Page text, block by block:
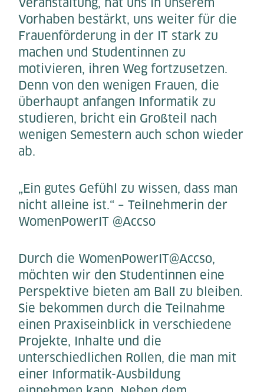
Vorhaben bestärkt, uns weiter für die
Frauenförderung in der IT stark zu
machen und Studentinnen zu
motivieren, ihren Weg fortzusetzen.
Denn von den wenigen Frauen, die
überhaupt anfangen Informatik zu
studieren, bricht ein Großteil nach
wenigen Semestern auch schon wieder
ab.
„Ein gutes Gefühl zu wissen, dass man
nicht alleine ist.“ – Teilnehmerin der
WomenPowerIT @Accso
Durch die WomenPowerIT@Accso,
möchten wir den Studentinnen eine
Perspektive bieten am Ball zu bleiben.
Sie bekommen durch die Teilnahme
einen Praxiseinblick in verschiedene
Projekte, Inhalte und die
unterschiedlichen Rollen, die man mit
einer Informatik-Ausbildung